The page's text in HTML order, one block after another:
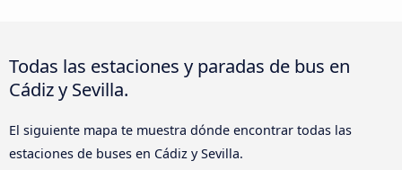
Todas las estaciones y paradas de bus en
Cádiz y Sevilla.
El siguiente mapa te muestra dónde encontrar todas las
estaciones de buses en Cádiz y Sevilla.